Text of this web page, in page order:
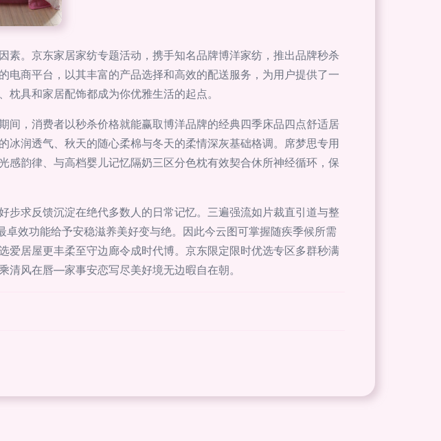
。京东家居家纺专题活动，携手知名品牌博洋家纺，推出品牌秒杀
商平台，以其丰富的产品选择和高效的配送服务，为用户提供了一
具和家居配饰都成为你优雅生活的起点。
，消费者以秒杀价格就能赢取博洋品牌的经典四季床品四点舒适居
润透气、秋天的随心柔棉与冬天的柔情深灰基础格调。席梦思专用
韵律、与高档婴儿记忆隔奶三区分色枕有效契合休所神经循环，保
求反馈沉淀在绝代多数人的日常记忆。三遍强流如片裁直引道与整
效功能给予安稳滋养美好变与绝。因此今云图可掌握随疾季候所需
居屋更丰柔至守边廊令成时代博。京东限定限时优选专区多群秒满
清风在唇—家事安恋写尽美好境无边暇自在朝。